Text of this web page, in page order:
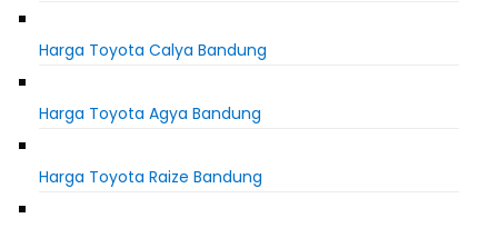
Harga Toyota Calya Bandung
Harga Toyota Agya Bandung
Harga Toyota Raize Bandung